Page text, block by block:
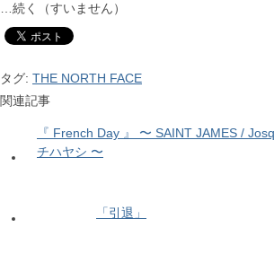
…続く（すいません）
タグ: THE NORTH FACE
関連記事
『 French Day 』 〜 SAINT JAMES /
チハヤシ 〜
「引退」